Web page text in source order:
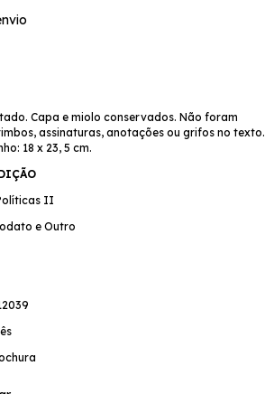
Capa e miolo conservados. Não foram
assinaturas, anotações ou grifos no texto.
18 x 23, 5 cm.
II
e Outro